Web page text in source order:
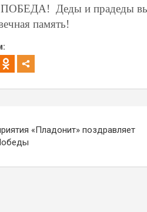
Деды и прадеды
память!
«Пладонит» поздравляет